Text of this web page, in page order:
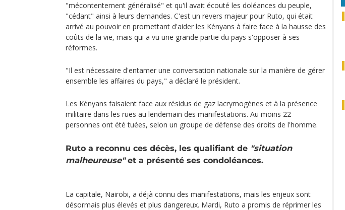
"mécontentement généralisé" et qu'il avait écouté les doléances du peuple,
"cédant" ainsi à leurs demandes. C'est un revers majeur pour Ruto, qui était
arrivé au pouvoir en promettant d'aider les Kényans à faire face à la hausse des
coûts de la vie, mais qui a vu une grande partie du pays s'opposer à ses
réformes.
"Il est nécessaire d'entamer une conversation nationale sur la manière de gérer
ensemble les affaires du pays," a déclaré le président.
Les Kényans faisaient face aux résidus de gaz lacrymogènes et à la présence
militaire dans les rues au lendemain des manifestations. Au moins 22
personnes ont été tuées, selon un groupe de défense des droits de l'homme.
Ruto a reconnu ces décès, les qualifiant de "situation
malheureuse"et a présenté ses condoléances.
La capitale, Nairobi, a déjà connu des manifestations, mais les enjeux sont
désormais plus élevés et plus dangereux. Mardi, Ruto a promis de réprimer les